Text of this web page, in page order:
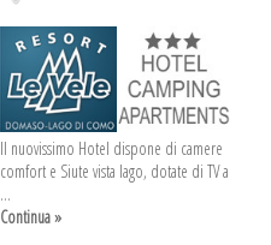
Il nuovissimo Hotel dispone di camere
comfort e Siute vista lago, dotate di TV a
...
Continua »